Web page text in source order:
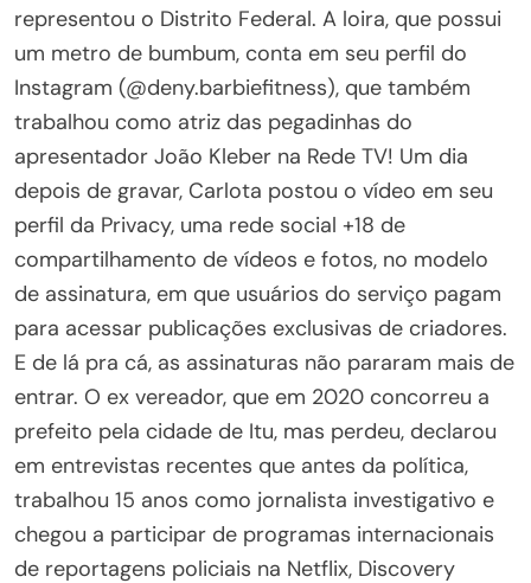
representou o Distrito Federal. A loira, que possui
um metro de bumbum, conta em seu perfil do
Instagram (@deny.barbiefitness), que também
trabalhou como atriz das pegadinhas do
apresentador João Kleber na Rede TV! Um dia
depois de gravar, Carlota postou o vídeo em seu
perfil da Privacy, uma rede social +18 de
compartilhamento de vídeos e fotos, no modelo
de assinatura, em que usuários do serviço pagam
para acessar publicações exclusivas de criadores.
E de lá pra cá, as assinaturas não pararam mais de
entrar. O ex vereador, que em 2020 concorreu a
prefeito pela cidade de Itu, mas perdeu, declarou
em entrevistas recentes que antes da política,
trabalhou 15 anos como jornalista investigativo e
chegou a participar de programas internacionais
de reportagens policiais na Netflix, Discovery